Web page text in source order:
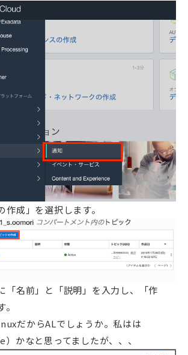
作成」を選択します。
「名前」と「説明」を入力し、「作
だからALでしょうか。私はは
かなと思ってましたが、、、